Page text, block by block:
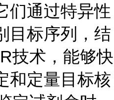
们通过特异性
目标序列，结
技术，能够快
和定量目标核